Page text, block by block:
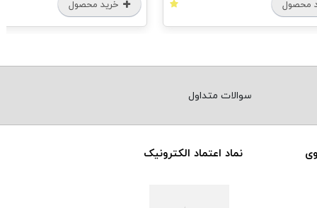
محصول خرید محصول
سوالات متداول
نماد اعتماد الکترونیک